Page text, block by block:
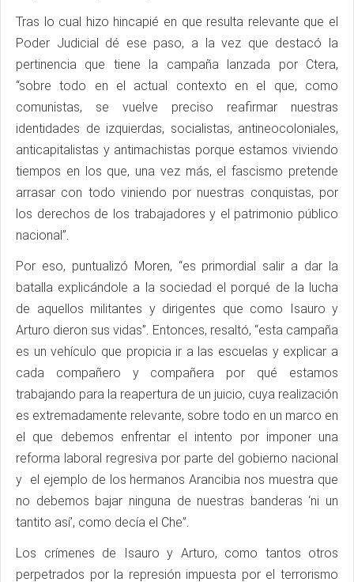
Tras lo cual hizo hincapié en que resulta relevante que el
Poder Judicial dé ese paso, a la vez que destacó la
pertinencia que tiene la campaña lanzada por Ctera,
“sobre todo en el actual contexto en el que, como
comunistas, se vuelve preciso reafirmar nuestras
identidades de izquierdas, socialistas, antineocoloniales,
anticapitalistas y antimachistas porque estamos viviendo
tiempos en los que, una vez más, el fascismo pretende
arrasar con todo viniendo por nuestras conquistas, por
los derechos de los trabajadores y el patrimonio público
nacional”.
Por eso, puntualizó Moren, “es primordial salir a dar la
batalla explicándole a la sociedad el porqué de la lucha
de aquellos militantes y dirigentes que como Isauro y
Arturo dieron sus vidas”. Entonces, resaltó, “esta campaña
es un vehículo que propicia ir a las escuelas y explicar a
cada compañero y compañera por qué estamos
trabajando para la reapertura de un juicio, cuya realización
es extremadamente relevante, sobre todo en un marco en
el que debemos enfrentar el intento por imponer una
reforma laboral regresiva por parte del gobierno nacional
y el ejemplo de los hermanos Arancibia nos muestra que
no debemos bajar ninguna de nuestras banderas ‘ni un
tantito así’, como decía el Che”.
Los crímenes de Isauro y Arturo, como tantos otros
perpetrados por la represión impuesta por el terrorismo